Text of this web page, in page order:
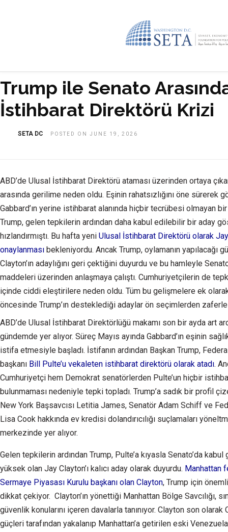
Trump ile Senato
İstihbarat Direktörü Krizi
SETA DC POSTED ON JUNE 19, 2026
ABD’de Ulusal İstihbarat Direktörü ataması üzerinden ortaya
arasında gerilime neden oldu. Eşinin rahatsızlığını öne sürerek
Gabbard’ın yerine istihbarat alanında hiçbir tecrübesi olmayan
Trump, gelen tepkilerin ardından daha kabul edilebilir bir aday
hızlandırmıştı. Bu hafta yeni Ulusal İstihbarat Direktörü olarak Jay
onaylanması bekleniyordu. Ancak Trump, oylamanın yapılacağı
Clayton’ın adaylığını geri çektiğini duyurdu ve bu hamleyle
maddeleri üzerinden anlaşmaya çalıştı. Cumhuriyetçilerin de
içinde ciddi eleştirilere neden oldu. Tüm bu gelişmelere ek
öncesinde Trump’ın desteklediği adaylar ön seçimlerden
ABD’de Ulusal İstihbarat Direktörlüğü makamı son bir ayda art
gündemde yer alıyor. Süreç Mayıs ayında Gabbard’ın eşinin
istifa etmesiyle başladı. İstifanın ardından Başkan Trump,
başkanı Bill Pulte’u vekaleten istihbarat direktörü olarak atadı.
Cumhuriyetçi hem Demokrat senatörlerden Pulte’un hiçbir
bulunmaması nedeniyle tepki topladı. Trump’a sadık bir profil
New York Başsavcısı Letitia James, Senatör Adam Schiff ve
Lisa Cook hakkında ev kredisi dolandırıcılığı suçlamaları
merkezinde yer alıyor.
Gelen tepkilerin ardından Trump, Pulte’a kıyasla Senato’da
yüksek olan Jay Clayton’ı kalıcı aday olarak duyurdu. Manhattan
Sermaye Piyasası Kurulu başkanı olan Clayton, Trump için
dikkat çekiyor. Clayton’ın yönettiği Manhattan Bölge Savcılığı,
güvenlik konularını içeren davalarla tanınıyor. Clayton son olarak
güçleri tarafından yakalanıp Manhattan’a getirilen eski